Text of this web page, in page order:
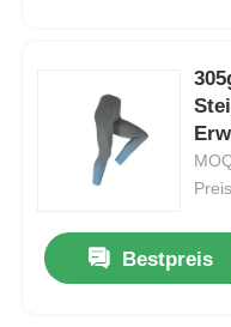
Bestpreis